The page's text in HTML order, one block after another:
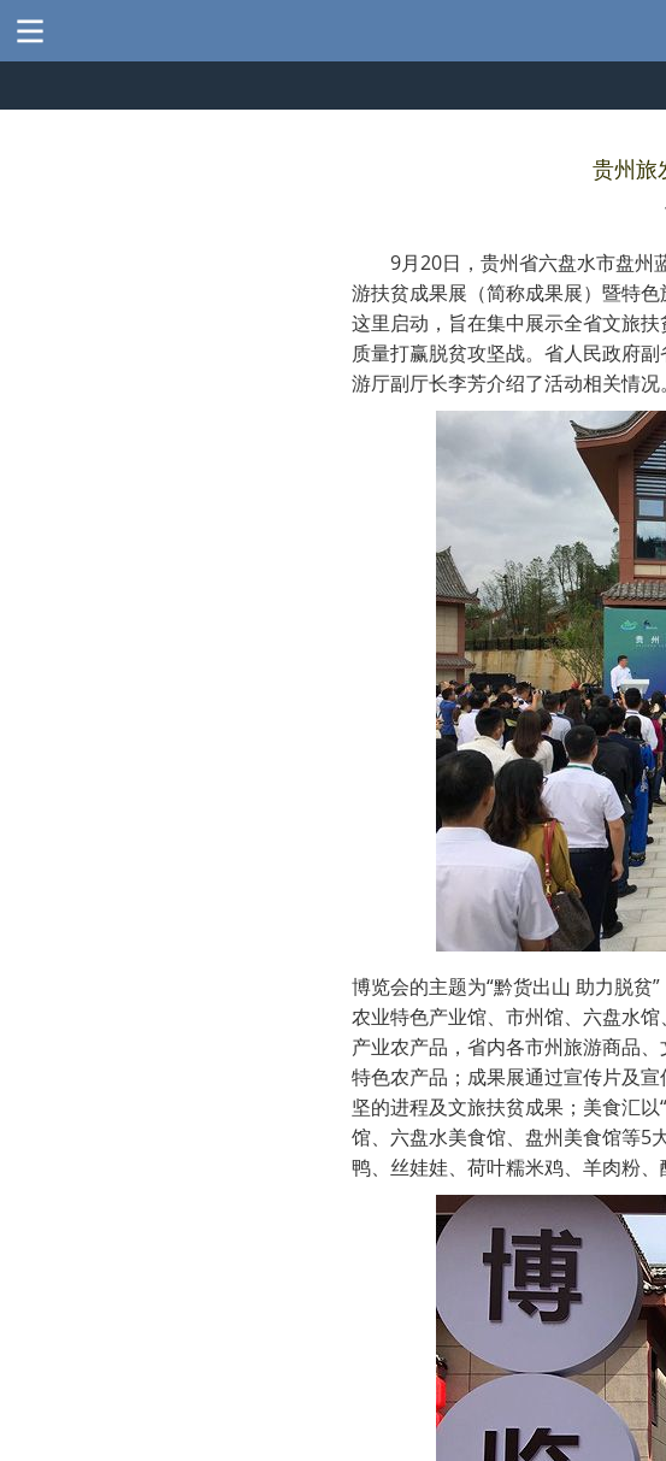
贵州旅
9月20日，贵州省六盘水市盘州
游扶贫成果展（简称成果展）暨特
这里启动，旨在集中展示全省文旅
质量打赢脱贫攻坚战。省人民政府
游厅副厅长李芳介绍了活动相关情况。
博览会的主题为“黔货出山 助力脱贫
农业特色产业馆、市州馆、六盘水
产业农产品，省内各市州旅游商品
特色农产品；成果展通过宣传片及
坚的进程及文旅扶贫成果；美食汇
馆、六盘水美食馆、盘州美食馆等5
鸭、丝娃娃、荷叶糯米鸡、羊肉粉